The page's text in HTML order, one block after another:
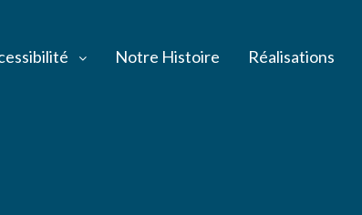
Notre Histoire Réalisations